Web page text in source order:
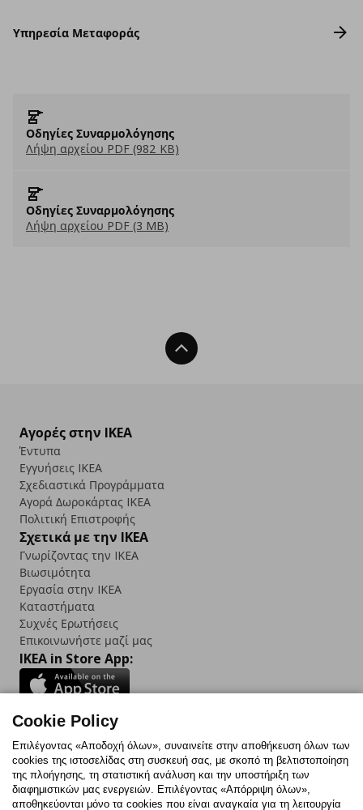
Υπηρεσία Μεταφοράς
Οδηγίες Συναρμολόγησης
Λήψη αρχείου PDF (982 KB)
Οδηγίες Συναρμολόγησης
Λήψη αρχείου PDF (3 MB)
Back To Top
Αγορές στην IKEA
Έντυπα
Εγγυήσεις IKEA
Σχεδιαστικά Προγράμματα
Αγορά Δωρoκάρτας IKEA
Πολιτική Επιστροφής
Σχετικά με την IKEA
Γνωρίζοντας την IKEA
Βιωσιμότητα
Εργασία στην IKEA
Καταστήματα
Συχνές Ερωτήσεις
Επικοινωνήστε μαζί μας
IKEA in Store App:
Follow us:
FacebookInstagram
TikTokYoutubePinterestTwitter
Cookie Policy
Επιλέγοντας «Αποδοχή όλων», συναινείτε στην αποθήκευση όλων των
cookies της ιστοσελίδας στη συσκευή σας, με σκοπό τη βελτιστοποίηση
της πλοήγησης, τη στατιστική ανάλυση και την υποστήριξη των
διαφημιστικών μας ενεργειών. Επιλέγοντας «Απόρριψη όλων»,
αποθηκεύονται μόνο τα cookies που είναι αναγκαία για τη λειτουργία